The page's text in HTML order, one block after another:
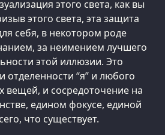
этого света, как вы
этого света, эта защита
себя, в некотором роде
за неимением лучшего
этой иллюзии. Это
отделенности “я” и любого
вещей, и сосредоточение на
едином фокусе, единой
что существует.